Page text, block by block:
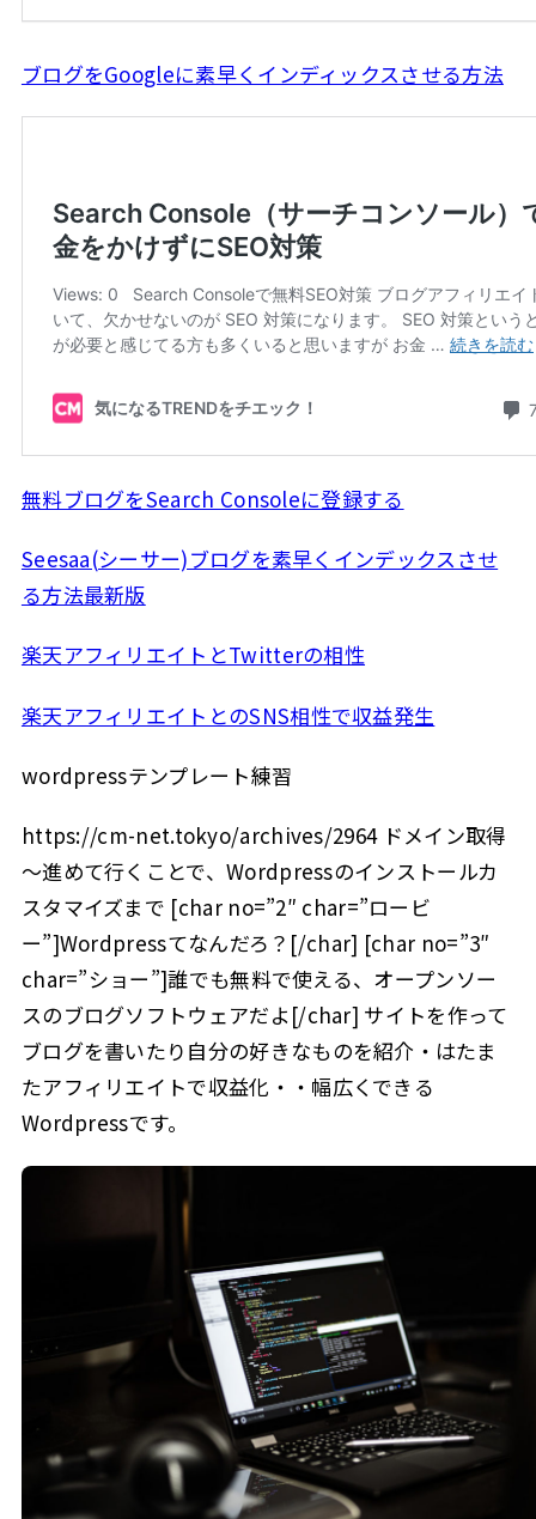
ブログをGoogleに素早くインディックスさせる方法
無料ブログをSearch Consoleに登録する
Seesaa(シーサー)ブログを素早くインデックスさせ
る方法最新版
楽天アフィリエイトとTwitterの相性
楽天アフィリエイトとのSNS相性で収益発生
wordpressテンプレート練習
https://cm-net.tokyo/archives/2964 ドメイン取得
～進めて行くことで、Wordpressのインストールカ
スタマイズまで [char no=”2″ char=”ロービ
ー”]Wordpressてなんだろ？[/char] [char no=”3″
char=”ショー”]誰でも無料で使える、オープンソー
スのブログソフトウェアだよ[/char] サイトを作って
ブログを書いたり自分の好きなものを紹介・はたま
たアフィリエイトで収益化・・幅広くできる
Wordpressです。